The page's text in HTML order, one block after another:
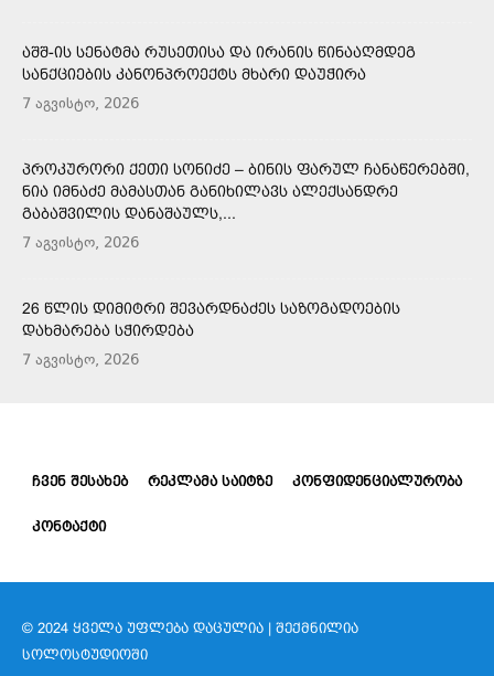
ᲐᲨᲨ-ᲘᲡ ᲡᲔᲜᲐᲢᲛᲐ ᲠᲣᲡᲔᲗᲘᲡᲐ ᲓᲐ ᲘᲠᲐᲜᲘᲡ ᲬᲘᲜᲐᲐᲦᲛᲓᲔᲒ
ᲡᲐᲜᲥᲪᲘᲔᲑᲘᲡ ᲙᲐᲜᲝᲜᲞᲠᲝᲔᲥᲢᲡ ᲛᲮᲐᲠᲘ ᲓᲐᲣᲭᲘᲠᲐ
7 აგვისტო, 2026
ᲞᲠᲝᲙᲣᲠᲝᲠᲘ ᲥᲔᲗᲘ ᲡᲝᲜᲘᲫᲔ – ᲑᲘᲜᲘᲡ ᲤᲐᲠᲣᲚ ᲩᲐᲜᲐᲬᲔᲠᲔᲑᲨᲘ,
ᲜᲘᲐ ᲘᲛᲜᲐᲫᲔ ᲛᲐᲛᲐᲡᲗᲐᲜ ᲒᲐᲜᲘᲮᲘᲚᲐᲕᲡ ᲐᲚᲔᲥᲡᲐᲜᲓᲠᲔ
ᲒᲐᲑᲐᲨᲕᲘᲚᲘᲡ ᲓᲐᲜᲐᲨᲐᲣᲚᲡ,...
7 აგვისტო, 2026
26 ᲬᲚᲘᲡ ᲓᲘᲛᲘᲢᲠᲘ ᲨᲔᲕᲐᲠᲓᲜᲐᲫᲔᲡ ᲡᲐᲖᲝᲒᲐᲓᲝᲔᲑᲘᲡ
ᲓᲐᲮᲛᲐᲠᲔᲑᲐ ᲡᲭᲘᲠᲓᲔᲑᲐ
7 აგვისტო, 2026
ᲩᲕᲔᲜ ᲨᲔᲡᲐᲮᲔᲑ ᲠᲔᲙᲚᲐᲛᲐ ᲡᲐᲘᲢᲖᲔ ᲙᲝᲜᲤᲘᲓᲔᲜᲪᲘᲐᲚᲣᲠᲝᲑᲐ
ᲙᲝᲜᲢᲐᲥᲢᲘ
© 2024 ᲧᲕᲔᲚᲐ ᲣᲤᲚᲔᲑᲐ ᲓᲐᲪᲣᲚᲘᲐ | ᲨᲔᲥᲛᲜᲘᲚᲘᲐ
ᲡᲝᲚᲝᲡᲢᲣᲓᲘᲝᲨᲘ